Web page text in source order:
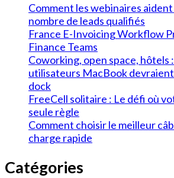
Comment les webinaires
nombre de leads qualifiés
France E-Invoicing Workflow
Finance Teams
Coworking, open space, hôtels
utilisateurs MacBook
dock
FreeCell solitaire : Le défi où
seule règle
Comment choisir le meilleur
charge rapide
Catégories